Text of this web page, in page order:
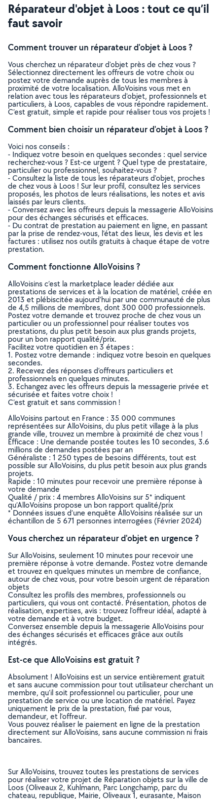
Réparateur d'objet à Loos : tout ce qu’il
faut savoir
Comment trouver un réparateur d'objet à Loos ?
Vous cherchez un réparateur d'objet près de chez vous ?
Sélectionnez directement les offreurs de votre choix ou
postez votre demande auprès de tous les membres à
proximité de votre localisation. AlloVoisins vous met en
relation avec tous les réparateurs d'objet, professionnels et
particuliers, à Loos, capables de vous répondre rapidement.
C’est gratuit, simple et rapide pour réaliser tous vos projets !
Comment bien choisir un réparateur d'objet à Loos ?
Voici nos conseils :
- Indiquez votre besoin en quelques secondes : quel service
recherchez-vous ? Est-ce urgent ? Quel type de prestataire,
particulier ou professionnel, souhaitez-vous ?
- Consultez la liste de tous les réparateurs d'objet, proches
de chez vous à Loos ! Sur leur profil, consultez les services
proposés, les photos de leurs réalisations, les notes et avis
laissés par leurs clients.
- Conversez avec les offreurs depuis la messagerie AlloVoisins
pour des échanges sécurisés et efficaces.
- Du contrat de prestation au paiement en ligne, en passant
par la prise de rendez-vous, l’état des lieux, les devis et les
factures : utilisez nos outils gratuits à chaque étape de votre
prestation.
Comment fonctionne AlloVoisins ?
AlloVoisins c’est la marketplace leader dédiée aux
prestations de services et à la location de matériel, créée en
2013 et plébiscitée aujourd’hui par une communauté de plus
de 4,5 millions de membres, dont 300 000 professionnels.
Postez votre demande et trouvez proche de chez vous un
particulier ou un professionnel pour réaliser toutes vos
prestations, du plus petit besoin aux plus grands projets,
pour un bon rapport qualité/prix.
Facilitez votre quotidien en 3 étapes :
1. Postez votre demande : indiquez votre besoin en quelques
secondes.
2. Recevez des réponses d’offreurs particuliers et
professionnels en quelques minutes.
3. Echangez avec les offreurs depuis la messagerie privée et
sécurisée et faites votre choix !
C’est gratuit et sans commission !
AlloVoisins partout en France : 35 000 communes
représentées sur AlloVoisins, du plus petit village à la plus
grande ville, trouvez un membre à proximité de chez vous !
Efficace : Une demande postée toutes les 10 secondes, 3.6
millions de demandes postées par an
Généraliste : 1 250 types de besoins différents, tout est
possible sur AlloVoisins, du plus petit besoin aux plus grands
projets.
Rapide : 10 minutes pour recevoir une première réponse à
votre demande
Qualité / prix : 4 membres AlloVoisins sur 5* indiquent
qu’AlloVoisins propose un bon rapport qualité/prix
* Données issues d’une enquête AlloVoisins réalisée sur un
échantillon de 5 671 personnes interrogées (Février 2024)
Vous cherchez un réparateur d'objet en urgence ?
Sur AlloVoisins, seulement 10 minutes pour recevoir une
première réponse à votre demande. Postez votre demande
et trouvez en quelques minutes un membre de confiance,
autour de chez vous, pour votre besoin urgent de réparation
objets
Consultez les profils des membres, professionnels ou
particuliers, qui vous ont contacté. Présentation, photos de
réalisation, expertises, avis : trouvez l'offreur idéal, adapté à
votre demande et à votre budget.
Conversez ensemble depuis la messagerie AlloVoisins pour
des échanges sécurisés et efficaces grâce aux outils
intégrés.
Est-ce que AlloVoisins est gratuit ?
Absolument ! AlloVoisins est un service entièrement gratuit
et sans aucune commission pour tout utilisateur cherchant un
membre, qu’il soit professionnel ou particulier, pour une
prestation de service ou une location de matériel. Payez
uniquement le prix de la prestation, fixé par vous,
demandeur, et l’offreur.
Vous pouvez réaliser le paiement en ligne de la prestation
directement sur AlloVoisins, sans aucune commission ni frais
bancaires.
Sur AlloVoisins, trouvez toutes les prestations de services
pour réaliser votre projet de Réparation objets sur la ville de
Loos (Oliveaux 2, Kuhlmann, Parc Longchamp, parc du
chateau, republique, Mairie, Oliveaux 1, eurasante, Maison